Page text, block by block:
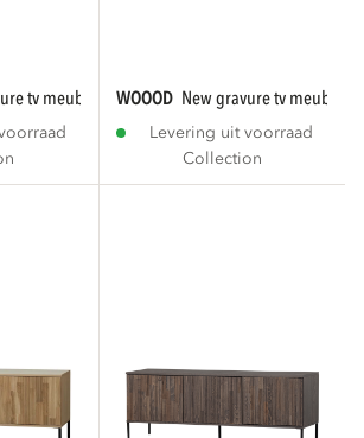
tv meubel 100 cm grenen...
WOOOD new gravure tv meubel
Levering uit voorraad
Collection